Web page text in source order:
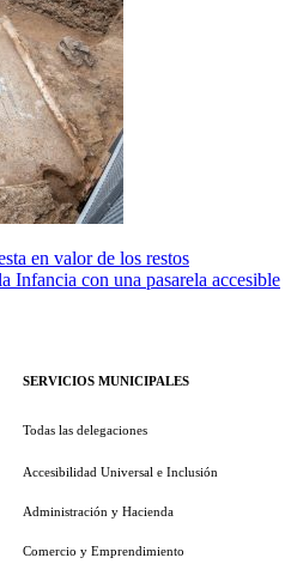
en valor de los restos
Infancia con una pasarela accesible
SERVICIOS MUNICIPALES
Todas las delegaciones
Accesibilidad Universal e Inclusión
Administración y Hacienda
Comercio y Emprendimiento